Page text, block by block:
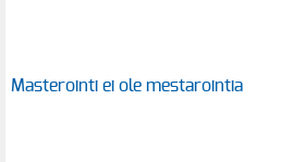
Masterointi ei ole mestarointia